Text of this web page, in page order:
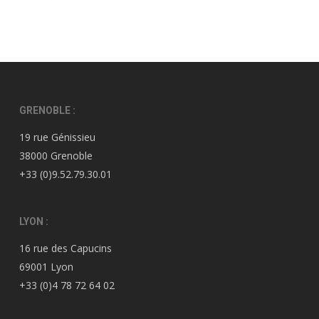
GRENOBLE :
19 rue Génissieu
38000 Grenoble
+33 (0)9.52.79.30.01
LYON :
16 rue des Capucins
69001 Lyon
+33 (0)4 78 72 64 02